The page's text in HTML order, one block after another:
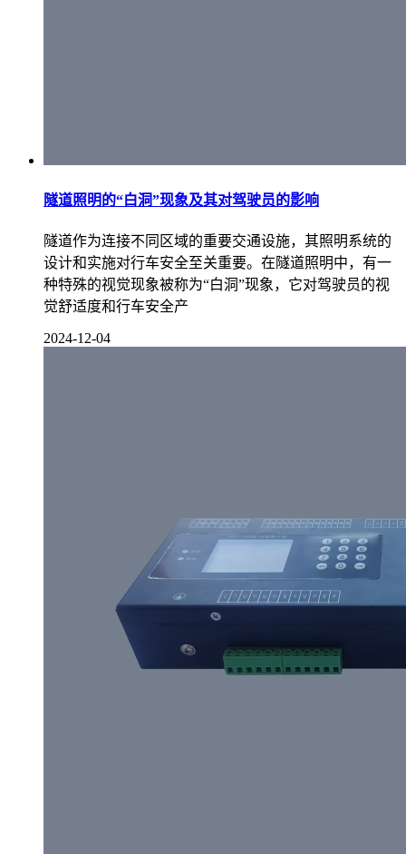
隧道照明的“白洞”现象及其对驾驶员的影响
隧道作为连接不同区域的重要交通设施，其照明系统的
设计和实施对行车安全至关重要。在隧道照明中，有一
种特殊的视觉现象被称为“白洞”现象，它对驾驶员的视
觉舒适度和行车安全产
2024-12-04